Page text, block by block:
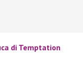
di Temptation